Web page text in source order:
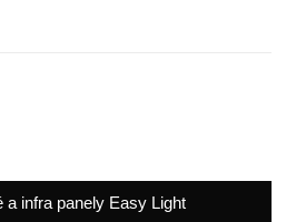
a infra panely Easy Light